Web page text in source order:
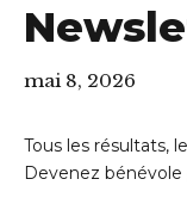
mai 8, 2026
Tous les résultats,
Devenez bénévole